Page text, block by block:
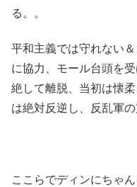
る。。
平和主義では守れない
に協力、モール台頭を
絶して離脱、当初は懐
は絶対反逆し、反乱軍
ここらでディンにちゃ